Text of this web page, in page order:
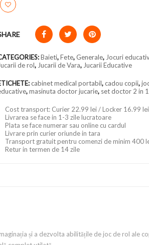
Baieti,Fete, Generale, Jocuri
de rol, Jucarii de Vara, Jucarii Educative
cabinet medical portabil,cadou copii,
,masinuta doctor jucarie, set doctor 2 in 1
Cost transport: Curier 22.99 lei / Locker 16.99 lei
Livrarea se face in 1-3 zile lucratoare
Plata se face numerar sau online cu cardul
Livrare prin curier oriunde in tara
Transport gratuit pentru comenzi de minim 400
Retur in termen de 14 zile
și a dezvolta abilitățile de joc de rol ale